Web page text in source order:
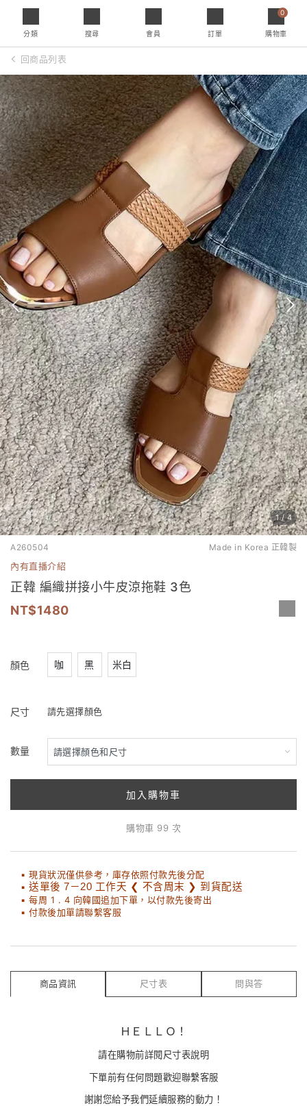
分類 搜尋 會員 訂單
0
購物車
回商品列表
1/4
A260504 Made in Korea 正韓製
內有直播介紹
正韓 編織拼接小牛皮涼拖鞋 3色
1480
顏色 咖 黑 米白
尺寸 請先選擇顏色
數量
加入購物車
購物車 99 次
▪ 現貨狀況僅供參考，庫存依照付款先後分配
▪ 送單後 7－20 工作天 ❮ 不含周末 ❯ 到貨配送
▪ 每周 1 . 4 向韓國追加下單，以付款先後寄出
▪ 付款後加單請聯繫客服
商品資訊 尺寸表 問與答
ＨＥＬＬＯ！
請在購物前詳閱尺寸表說明
下單前有任何問題歡迎聯繫客服
謝謝您給予我們延續服務的動力！